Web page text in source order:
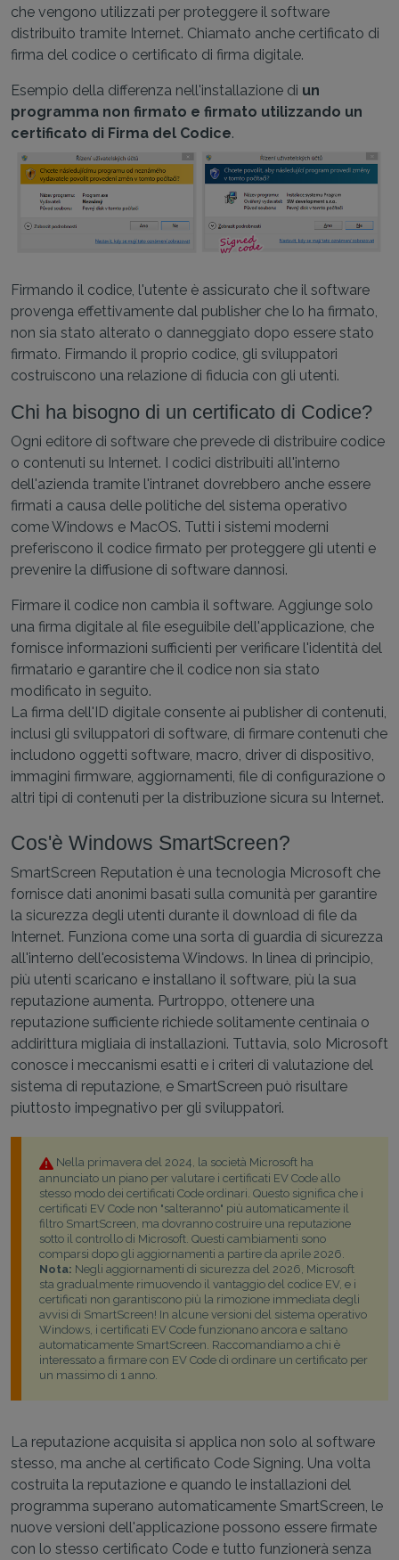
che vengono utilizzati per proteggere il software
distribuito tramite Internet. Chiamato anche certificato di
firma del codice o certificato di firma digitale.
Esempio della differenza nell'installazione di un
programma non firmato e firmato utilizzando un
certificato di Firma del Codice.
Firmando il codice, l'utente è assicurato che il software
provenga effettivamente dal publisher che lo ha firmato,
non sia stato alterato o danneggiato dopo essere stato
firmato. Firmando il proprio codice, gli sviluppatori
costruiscono una relazione di fiducia con gli utenti.
Chi ha bisogno di un certificato di Codice?
Ogni editore di software che prevede di distribuire codice
o contenuti su Internet. I codici distribuiti all'interno
dell'azienda tramite l'intranet dovrebbero anche essere
firmati a causa delle politiche del sistema operativo
come Windows e MacOS. Tutti i sistemi moderni
preferiscono il codice firmato per proteggere gli utenti e
prevenire la diffusione di software dannosi.
Firmare il codice non cambia il software. Aggiunge solo
una firma digitale al file eseguibile dell'applicazione, che
fornisce informazioni sufficienti per verificare l'identità del
firmatario e garantire che il codice non sia stato
modificato in seguito.
La firma dell'ID digitale consente ai publisher di contenuti,
inclusi gli sviluppatori di software, di firmare contenuti che
includono oggetti software, macro, driver di dispositivo,
immagini firmware, aggiornamenti, file di configurazione o
altri tipi di contenuti per la distribuzione sicura su Internet.
Cos'è Windows SmartScreen?
SmartScreen Reputation è una tecnologia Microsoft che
fornisce dati anonimi basati sulla comunità per garantire
la sicurezza degli utenti durante il download di file da
Internet. Funziona come una sorta di guardia di sicurezza
all'interno dell'ecosistema Windows. In linea di principio,
più utenti scaricano e installano il software, più la sua
reputazione aumenta. Purtroppo, ottenere una
reputazione sufficiente richiede solitamente centinaia o
addirittura migliaia di installazioni. Tuttavia, solo Microsoft
conosce i meccanismi esatti e i criteri di valutazione del
sistema di reputazione, e SmartScreen può risultare
piuttosto impegnativo per gli sviluppatori.
Nella primavera del 2024, la società Microsoft ha
annunciato un piano per valutare i certificati EV Code allo
stesso modo dei certificati Code ordinari. Questo significa che i
certificati EV Code non "salteranno" più automaticamente il
filtro SmartScreen, ma dovranno costruire una reputazione
sotto il controllo di Microsoft. Questi cambiamenti sono
comparsi dopo gli aggiornamenti a partire da aprile 2026.
Nota: Negli aggiornamenti di sicurezza del 2026, Microsoft
sta gradualmente rimuovendo il vantaggio del codice EV, e i
certificati non garantiscono più la rimozione immediata degli
avvisi di SmartScreen! In alcune versioni del sistema operativo
Windows, i certificati EV Code funzionano ancora e saltano
automaticamente SmartScreen. Raccomandiamo a chi è
interessato a firmare con EV Code di ordinare un certificato per
un massimo di 1 anno.
La reputazione acquisita si applica non solo al software
stesso, ma anche al certificato Code Signing. Una volta
costruita la reputazione e quando le installazioni del
programma superano automaticamente SmartScreen, le
nuove versioni dell'applicazione possono essere firmate
con lo stesso certificato Code e tutto funzionerà senza